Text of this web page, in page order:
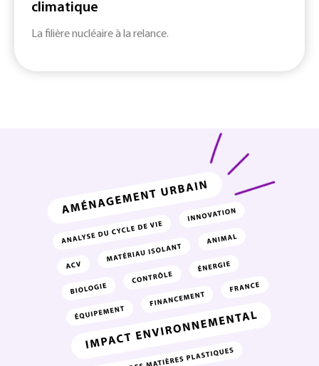
climatique
La filière nucléaire à la relance.